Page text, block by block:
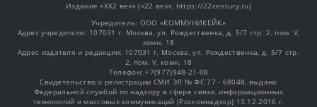
Издание «XX2 век» («22 век», https://22century.ru)
Учредитель: OOO «КОММУНИКЕЙК»
Адрес учредителя: 107031 г. Москва, ул. Рождественка, д. 5/7 стр. 2, пом. V,
комн. 18
Адрес издателя и редакции: 107031 г. Москва, ул. Рождественка, д. 5/7 стр.
2, пом. V, комн. 18
Телефон: +7(977)948-21-08
Свидетельство о регистрации СМИ ЭЛ № ФС 77 - 68048, выдано
Федеральной службой по надзору в сфере связи, информационных
технологий и массовых коммуникаций (Роскомнадзор) 13.12.2016 г.